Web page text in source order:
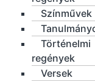
Színművek
Történelmi
regények
Versek